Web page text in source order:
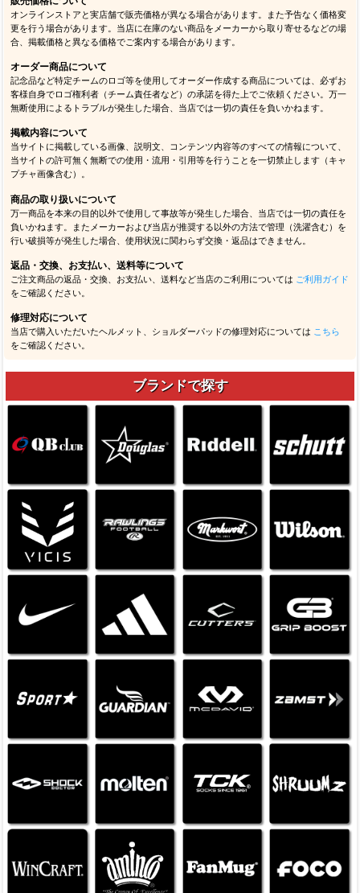
オンラインストアと実店舗で販売価格が異なる場合があります。また予告なく価格変
更を行う場合があります。当店に在庫のない商品をメーカーから取り寄せるなどの場
合、掲載価格と異なる価格でご案内する場合があります。
オーダー商品について
記念品など特定チームのロゴ等を使用してオーダー作成する商品については、必ずお
客様自身でロゴ権利者（チーム責任者など）の承諾を得た上でご依頼ください。万一
無断使用によるトラブルが発生した場合、当店では一切の責任を負いかねます。
掲載内容について
当サイトに掲載している画像、説明文、コンテンツ内容等のすべての情報について、
当サイトの許可無く無断での使用・流用・引用等を行うことを一切禁止します（キャ
プチャ画像含む）。
商品の取り扱いについて
万一商品を本来の目的以外で使用して事故等が発生した場合、当店では一切の責任を
負いかねます。またメーカーおよび当店が推奨する以外の方法で管理（洗濯含む）を
行い破損等が発生した場合、使用状況に関わらず交換・返品はできません。
返品・交換、お支払い、送料等について
ご注文商品の返品・交換、お支払い、送料など当店のご利用については ご利用ガイド
をご確認ください。
修理対応について
当店で購入いただいたヘルメット、ショルダーパッドの修理対応については こちら
をご確認ください。
ブランドで探す